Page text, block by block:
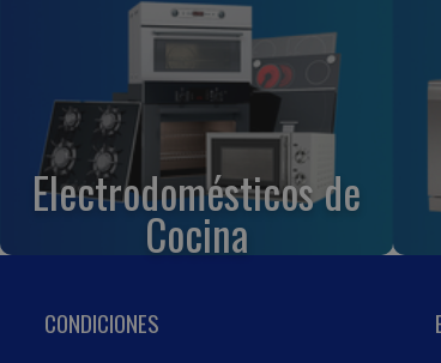
Electrodomésticos de
Cocina
CONDICIONES